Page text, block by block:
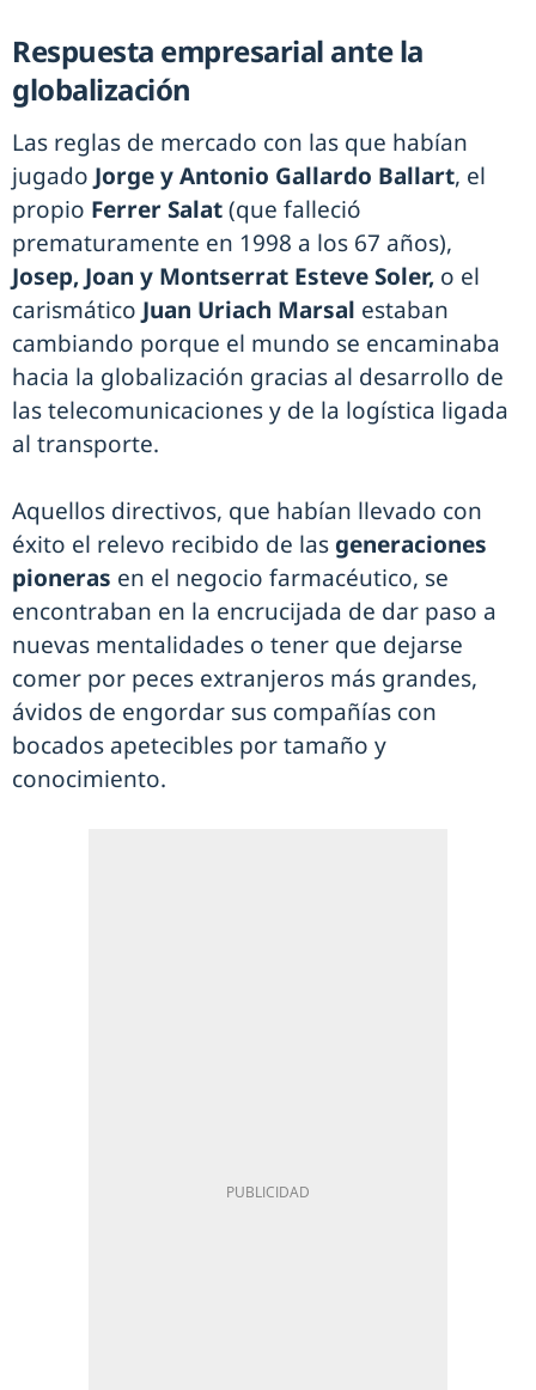
Respuesta empresarial ante la
globalización
Las reglas de mercado con las que habían
jugado Jorge y Antonio Gallardo Ballart, el
propio Ferrer Salat(que falleció
prematuramente en 1998 a los 67 años),
Josep, Joan y Montserrat Esteve Soler, o el
carismático Juan Uriach Marsal estaban
cambiando porque el mundo se encaminaba
hacia la globalización gracias al desarrollo de
las telecomunicaciones y de la logística ligada
al transporte.
Aquellos directivos, que habían llevado con
éxito el relevo recibido de las generaciones
pioneras en el negocio farmacéutico, se
encontraban en la encrucijada de dar paso a
nuevas mentalidades o tener que dejarse
comer por peces extranjeros más grandes,
ávidos de engordar sus compañías con
bocados apetecibles por tamaño y
conocimiento.